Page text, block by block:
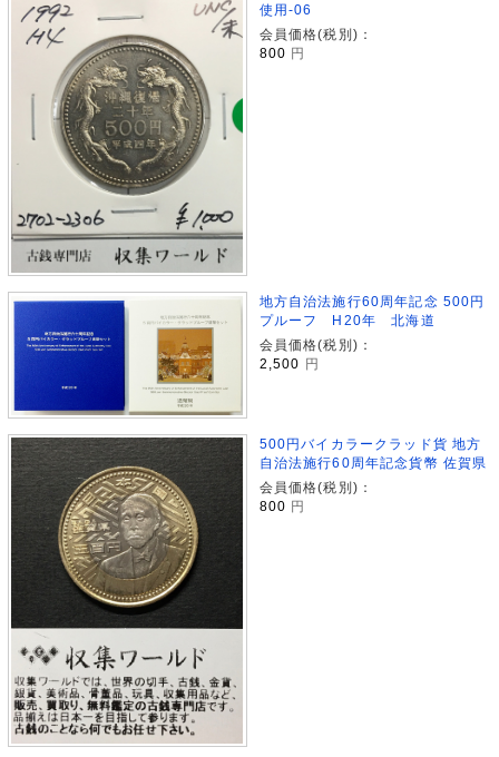
使用-06
会員価格(税別)：
800 円
地方自治法施行60周年記念 500円
プルーフ H20年 北海道
会員価格(税別)：
2,500
円
500円バイカラークラッド貨 地方
自治法施行60周年記念貨幣 佐賀県
会員価格(税別)：
800 円